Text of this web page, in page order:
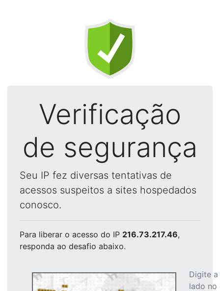
Verificação
de segurança
Seu IP fez diversas tentativas de
acessos suspeitos a sites hospedados
conosco.
Para liberar o acesso do IP 216.73.217.46,
responda ao desafio abaixo.
Digite
lado no